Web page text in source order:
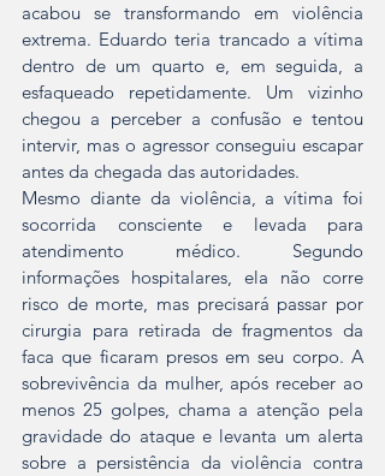
acabou se transformando em violência
extrema. Eduardo teria trancado a vítima
dentro de um quarto e, em seguida, a
esfaqueado repetidamente. Um vizinho
chegou a perceber a confusão e tentou
intervir, mas o agressor conseguiu escapar
antes da chegada das autoridades.
Mesmo diante da violência, a vítima foi
socorrida consciente e levada para
atendimento médico. Segundo
informações hospitalares, ela não corre
risco de morte, mas precisará passar por
cirurgia para retirada de fragmentos da
faca que ficaram presos em seu corpo. A
sobrevivência da mulher, após receber ao
menos 25 golpes, chama a atenção pela
gravidade do ataque e levanta um alerta
sobre a persistência da violência contra